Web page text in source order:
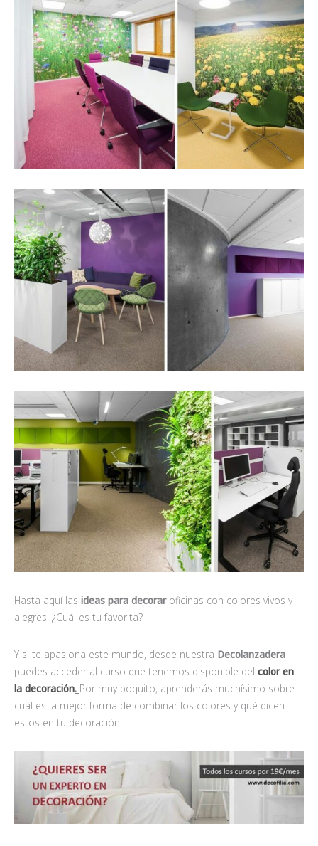
Hasta aquí las ideas para decoraroficinas con colores vivos y
alegres. ¿Cuál es tu favorita?
Y si te apasiona este mundo, desde nuestra Decolanzadera
puedes acceder al curso que tenemos disponible del color en
la decoración. Por muy poquito, aprenderás muchísimo sobre
cuál es la mejor forma de combinar los colores y qué dicen
estos en tu decoración.